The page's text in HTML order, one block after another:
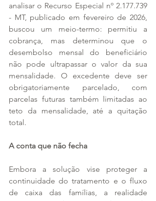
analisar o Recurso Especial nº 2.177.739
- MT, publicado em fevereiro de 2026,
buscou um meio-termo: permitiu a
cobrança, mas determinou que o
desembolso mensal do beneficiário
não pode ultrapassar o valor da sua
mensalidade. O excedente deve ser
obrigatoriamente parcelado, com
parcelas futuras também limitadas ao
teto da mensalidade, até a quitação
total.
A conta que não fecha
Embora a solução vise proteger a
continuidade do tratamento e o fluxo
de caixa das famílias, a realidade